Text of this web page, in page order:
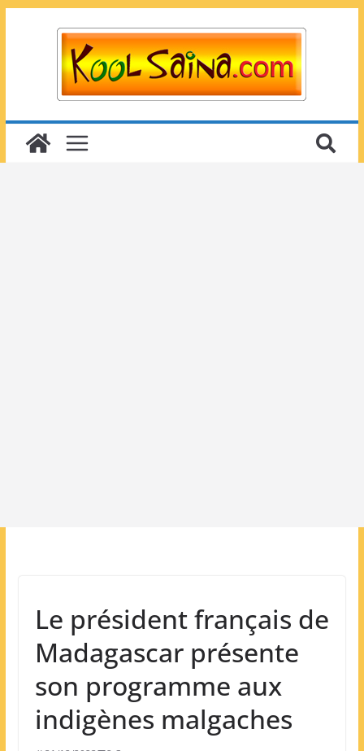
Le président français de
Madagascar présente
son programme aux
indigènes malgaches